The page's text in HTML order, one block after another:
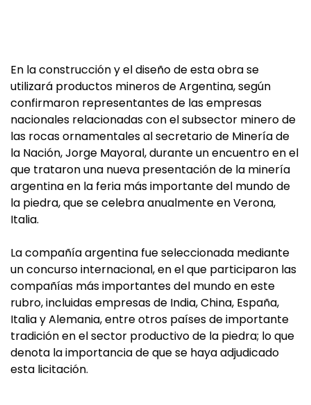
En la construcción y el diseño de esta obra se
utilizará productos mineros de Argentina, según
confirmaron representantes de las empresas
nacionales relacionadas con el subsector minero de
las rocas ornamentales al secretario de Minería de
la Nación, Jorge Mayoral, durante un encuentro en el
que trataron una nueva presentación de la minería
argentina en la feria más importante del mundo de
la piedra, que se celebra anualmente en Verona,
Italia.
La compañía argentina fue seleccionada mediante
un concurso internacional, en el que participaron las
compañías más importantes del mundo en este
rubro, incluidas empresas de India, China, España,
Italia y Alemania, entre otros países de importante
tradición en el sector productivo de la piedra; lo que
denota la importancia de que se haya adjudicado
esta licitación.